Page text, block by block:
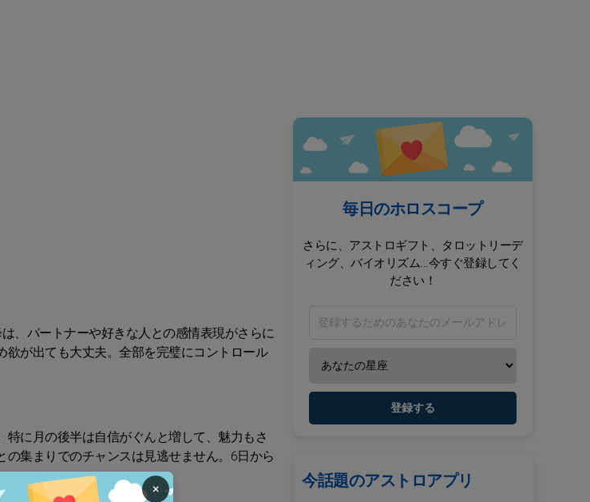
、パートナーや好きな人との感情表現がさらに
が出ても大丈夫。全部を完璧にコントロール
に月の後半は自信がぐんと増して、魅力もさ
集まりでのチャンスは見逃せません。6日から
毎日のホロスコープ
さらに、アストロギフト、タロットリーデ
ィング、バイオリズム...今すぐ登録してく
ださい！
登録する
今話題のアストロアプリ
×